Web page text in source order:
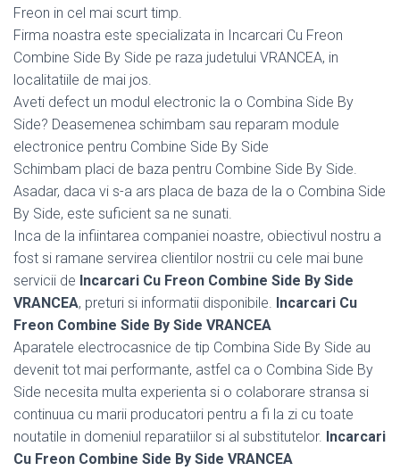
Freon in cel mai scurt timp.
Firma noastra este specializata in Incarcari Cu Freon
Combine Side By Side pe raza judetului VRANCEA, in
localitatiile de mai jos.
Aveti defect un modul electronic la o Combina Side By
Side? Deasemenea schimbam sau reparam module
electronice pentru Combine Side By Side
Schimbam placi de baza pentru Combine Side By Side.
Asadar, daca vi s-a ars placa de baza de la o Combina Side
By Side, este suficient sa ne sunati.
Inca de la infiintarea companiei noastre, obiectivul nostru a
fost si ramane servirea clientilor nostrii cu cele mai bune
servicii de Incarcari Cu Freon Combine Side By Side
VRANCEA, preturi si informatii disponibile. Incarcari Cu
Freon Combine Side By Side VRANCEA
Aparatele electrocasnice de tip Combina Side By Side au
devenit tot mai performante, astfel ca o Combina Side By
Side necesita multa experienta si o colaborare stransa si
continuua cu marii producatori pentru a fi la zi cu toate
noutatile in domeniul reparatiilor si al substitutelor. Incarcari
Cu Freon Combine Side By Side VRANCEA